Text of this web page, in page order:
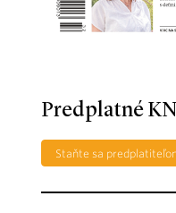
Predplatné KN
Staňte sa